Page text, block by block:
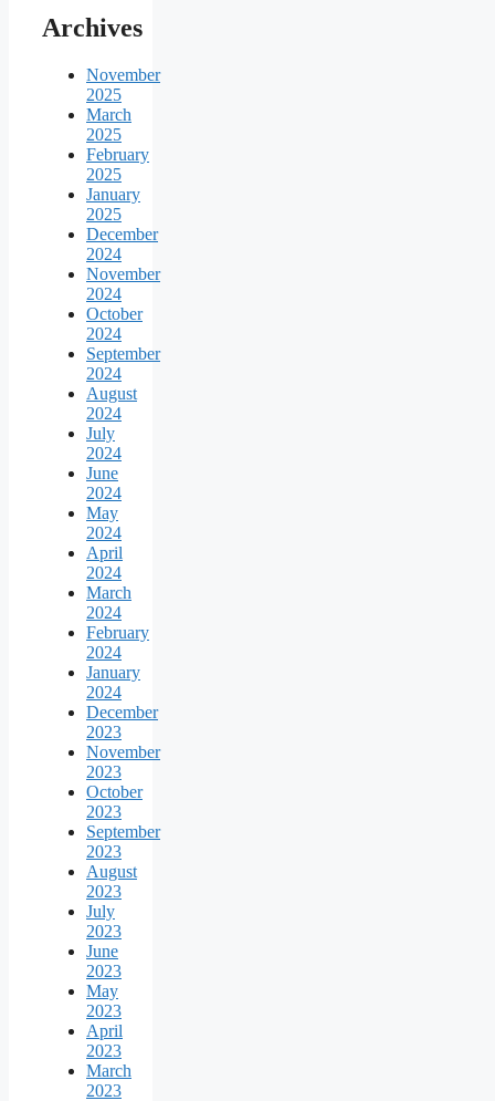
Archives
November
2025
March
2025
February
2025
January
2025
December
2024
November
2024
October
2024
September
2024
August
2024
July
2024
June
2024
May
2024
April
2024
March
2024
February
2024
January
2024
December
2023
November
2023
October
2023
September
2023
August
2023
July
2023
June
2023
May
2023
April
2023
March
2023